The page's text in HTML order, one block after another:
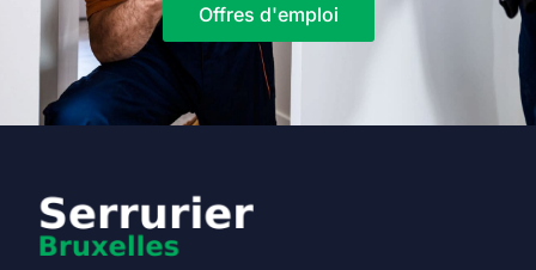
Offres d'emploi